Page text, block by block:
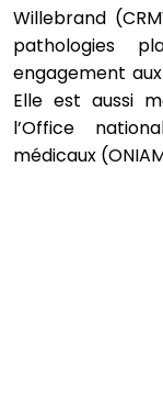
Willebrand
pathologies
engagement
Elle est aussi
l’Office
médicaux